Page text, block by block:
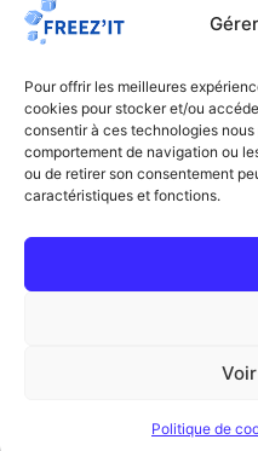
Pour offrir les meilleures
cookies pour stocker et/ou
consentir à ces technologies
comportement de navigation ou
ou de retirer son consentement
caractéristiques et fonctions.
Politique de
terrain.
09